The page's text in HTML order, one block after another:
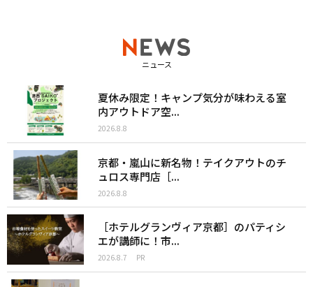
ニュース
夏休み限定！キャンプ気分が味わえる室
内アウトドア空...
2026.8.8
京都・嵐山に新名物！テイクアウトのチ
ュロス専門店［...
2026.8.8
［ホテルグランヴィア京都］のパティシ
エが講師に！市...
2026.8.7 PR